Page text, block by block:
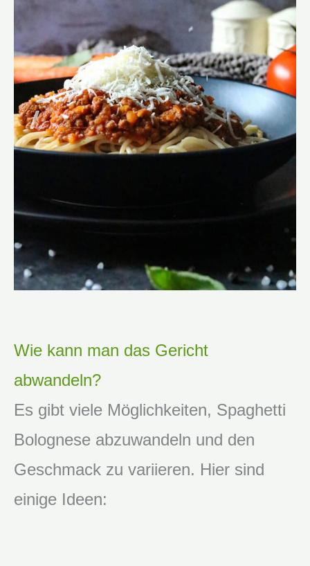
Wie kann man das Gericht
abwandeln?
Es gibt viele Möglichkeiten, Spaghetti
Bolognese abzuwandeln und den
Geschmack zu variieren. Hier sind
einige Ideen: